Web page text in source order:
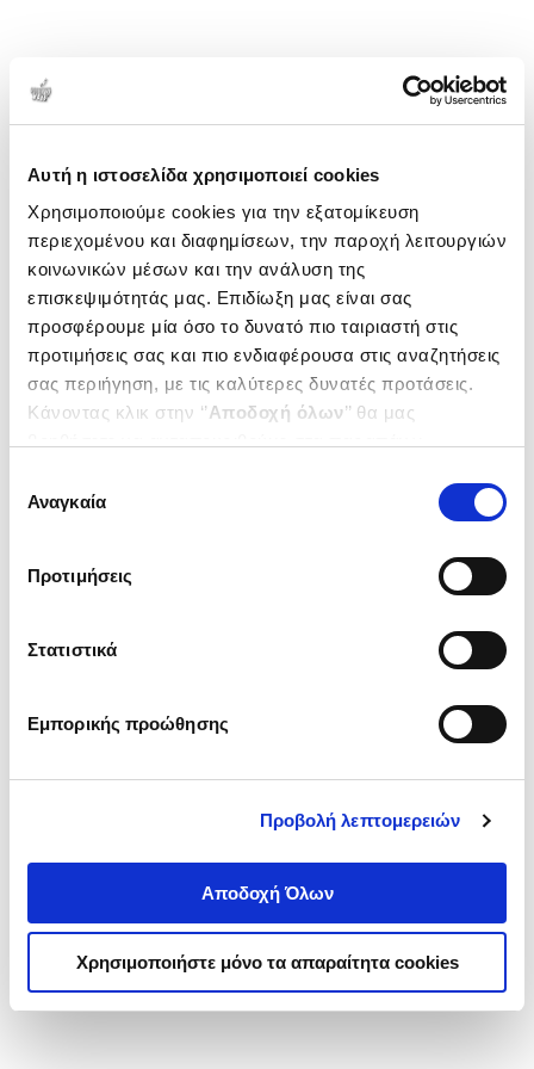
Αυτή η ιστοσελίδα χρησιμοποιεί cookies
Χρησιμοποιούμε cookies για την εξατομίκευση
περιεχομένου και διαφημίσεων, την παροχή λειτουργιών
κοινωνικών μέσων και την ανάλυση της
επισκεψιμότητάς μας. Επιδίωξη μας είναι σας
προσφέρουμε μία όσο το δυνατό πιο ταιριαστή στις
προτιμήσεις σας και πιο ενδιαφέρουσα στις αναζητήσεις
σας περιήγηση, με τις καλύτερες δυνατές προτάσεις.
Κάνοντας κλικ στην ‘’Αποδοχή όλων’’ θα μας
ενδιαφέρουν και να επιλέξετε από τα παρακάτω με την
΄΄και να ενημερωθείτε σχετικά με
συγκατάθεσης
Αναγκαία
Προτιμήσεις
Στατιστικά
Εμπορικής προώθησης
Προβολή λεπτομερειών
Αποδοχή Όλων
Χρησιμοποιήστε μόνο τα απαραίτητα cookies